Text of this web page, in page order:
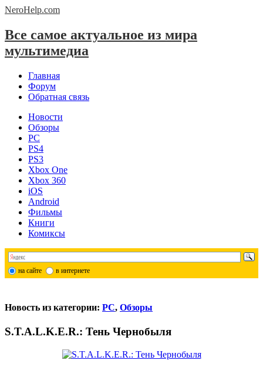
NeroHelp.com
Все самое актуальное из мира
мультимедиа
Главная
Форум
Обратная связь
Новости
Обзоры
PC
PS4
PS3
Xbox One
Xbox 360
iOS
Android
Фильмы
Книги
Комиксы
на сайте в интернете
Новость из категории: PC, Обзоры
S.T.A.L.K.E.R.: Тень Чернобыля